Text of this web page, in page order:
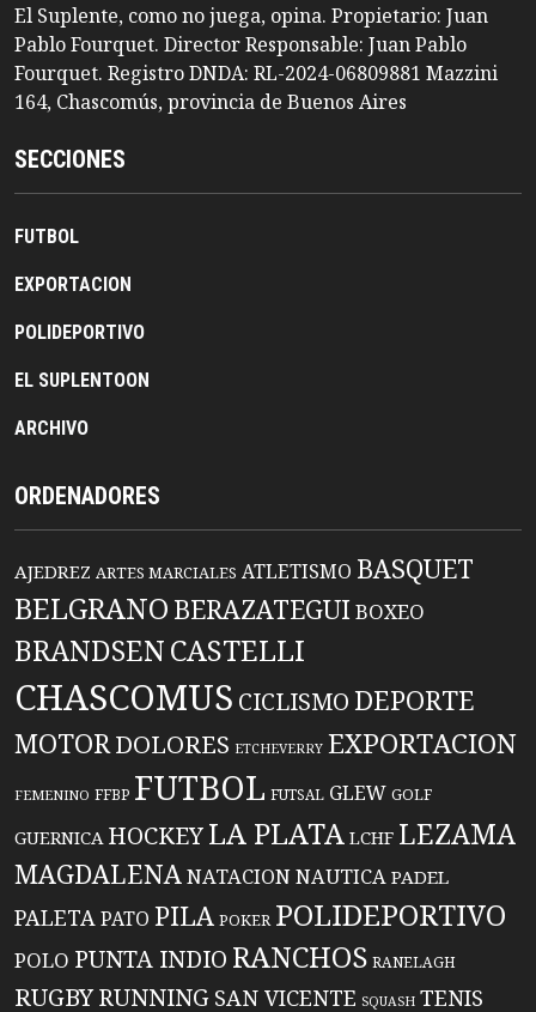
El Suplente, como no juega, opina. Propietario: Juan
Pablo Fourquet. Director Responsable: Juan Pablo
Fourquet. Registro DNDA: RL-2024-06809881 Mazzini
164, Chascomús, provincia de Buenos Aires
SECCIONES
FUTBOL
EXPORTACION
POLIDEPORTIVO
EL SUPLENTOON
ARCHIVO
ORDENADORES
AJEDREZ ARTES MARCIALES ATLETISMO BASQUET
BELGRANO BERAZATEGUIBOXEO
BRANDSENCASTELLI
CHASCOMUS CICLISMO DEPORTE
MOTORDOLORES ETCHEVERRY EXPORTACION
FEMENINO FFBP FUTBOL FUTSAL GLEW GOLF
GUERNICA HOCKEYLA PLATA LCHF LEZAMA
MAGDALENANATACIONNAUTICA PADEL
PALETAPATO PILA POKER POLIDEPORTIVO
POLO PUNTA INDIO RANCHOS RANELAGH
RUGBYRUNNING SAN VICENTE SQUASH TENIS